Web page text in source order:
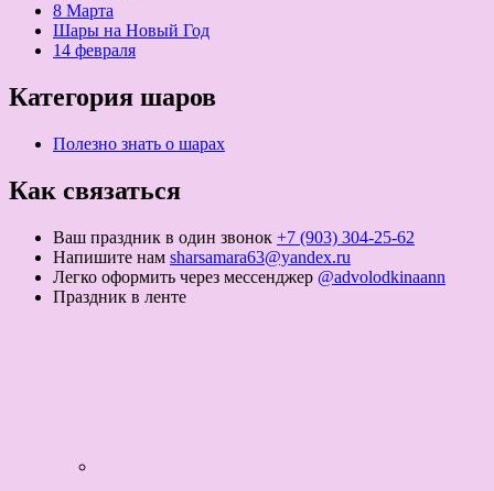
8 Марта
Шары на Новый Год
14 февраля
Категория шаров
Полезно знать о шарах
Как связаться
Ваш праздник в один звонок +7 (903) 304-25-62
Напишите нам sharsamara63@yandex.ru
Легко оформить через мессенджер @advolodkinaann
Праздник в ленте